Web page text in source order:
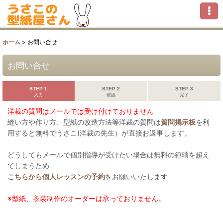
ホーム > お問い合せ
お問い合せ
STEP 1
入力
STEP 2
確認
STEP 3
完了
洋裁の質問はメールでは受け付けておりません
縫い方や作り方、型紙の改造方法等洋裁の質問は質問掲示板を利
用すると無料でうさこ(洋裁の先生）が直接お返事します。
どうしてもメールで個別指導が受けたい場合は無料の範疇を超え
てしまうため
こちらから個人レッスンの予約をお願いいたします
※型紙、衣装制作のオーダーは承っておりません。